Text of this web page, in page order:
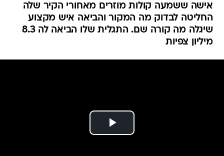
אישה ששמעה קולות מוזרים מאחורי הקיר שלה
החליטה לבדוק מה המקור והביאה איש מקצוע
שיגלה מה קורה שם. התגלית שלו הביאה לה 8.3
מיליון צפיות